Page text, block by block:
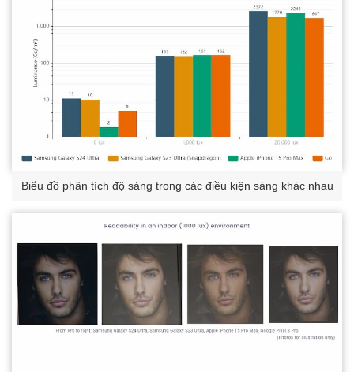
Biểu đồ phân tích độ sáng trong các điều kiện sáng khác nhau